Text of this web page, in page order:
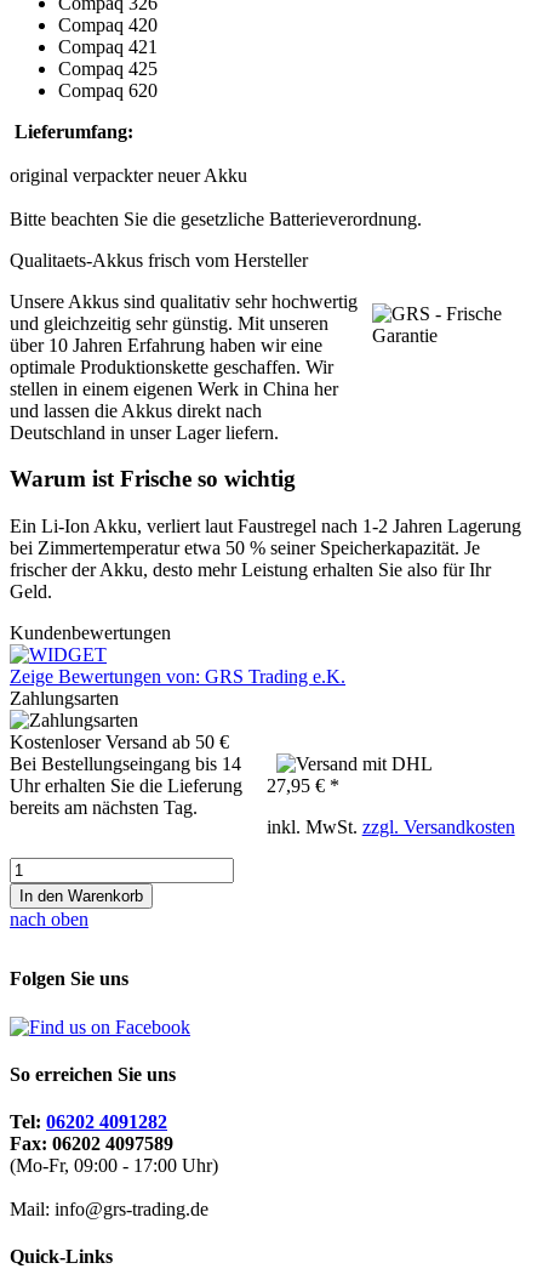
Compaq 420
Compaq 421
Compaq 425
Compaq 620
Lieferumfang:
original verpackter neuer Akku
Bitte beachten Sie die gesetzliche Batterieverordnung.
Qualitaets-Akkus frisch vom Hersteller
Unsere Akkus sind qualitativ sehr hochwertig
und gleichzeitig sehr günstig. Mit unseren
über 10 Jahren Erfahrung haben wir eine
optimale Produktionskette geschaffen. Wir
stellen in einem eigenen Werk in China her
und lassen die Akkus direkt nach
Deutschland in unser Lager liefern.
Warum ist Frische so wichtig
Ein Li-Ion Akku, verliert laut Faustregel nach 1-2 Jahren Lagerung
bei Zimmertemperatur etwa 50 % seiner Speicherkapazität. Je
frischer der Akku, desto mehr Leistung erhalten Sie also für Ihr
Geld.
Kundenbewertungen
Zeige Bewertungen von: GRS Trading e.K.
Zahlungsarten
Kostenloser Versand ab 50 €
Bei Bestellungseingang bis 14
Uhr erhalten Sie die Lieferung
bereits am nächsten Tag.
27,95 € *
inkl. MwSt. zzgl. Versandkosten
In den Warenkorb
nach oben
Folgen Sie uns
So erreichen Sie uns
Tel: 06202 4091282
Fax: 06202 4097589
(Mo-Fr, 09:00 - 17:00 Uhr)
Mail: info@grs-trading.de
Quick-Links